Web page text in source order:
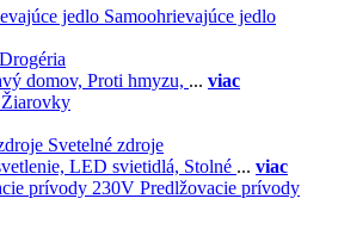
Samoohrievajúce jedlo
Drogéria
domov, Proti hmyzu, ... viac
Žiarovky
Svetelné zdroje
LED svietidlá, Stolné ... viac
Predlžovacie prívody